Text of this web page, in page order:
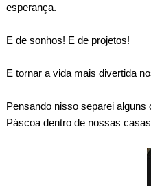
esperança.
E de sonhos! E de projetos!
E tornar a vida mais divertida
Pensando nisso separei
Páscoa dentro de nossas